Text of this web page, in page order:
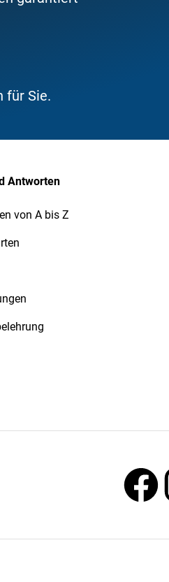
für Sie.
Antworten
von A bis Z